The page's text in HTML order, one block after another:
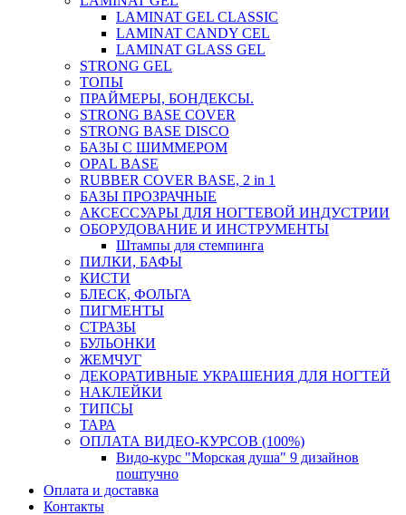
LAMINAT GEL CLASSIС
LAMINAT CANDY CEL
LAMINAT GLASS GEL
STRONG GEL
ТОПЫ
ПРАЙМЕРЫ, БОНДЕКСЫ.
STRONG BASE COVER
STRONG BASE DISCO
БАЗЫ С ШИММЕРОМ
OPAL BASE
RUBBER COVER BASE, 2 in 1
БАЗЫ ПРОЗРАЧНЫЕ
АКСЕССУАРЫ ДЛЯ НОГТЕВОЙ ИНДУСТРИИ
ОБОРУДОВАНИЕ И ИНСТРУМЕНТЫ
Штампы для стемпинга
ПИЛКИ, БАФЫ
КИСТИ
БЛЕСК, ФОЛЬГА
ПИГМЕНТЫ
СТРАЗЫ
БУЛЬОНКИ
ЖЕМЧУГ
ДЕКОРАТИВНЫЕ УКРАШЕНИЯ ДЛЯ НОГТЕЙ
НАКЛЕЙКИ
ТИПСЫ
ТАРА
ОПЛАТА ВИДЕО-КУРСОВ (100%)
Видо-курс "Морская душа" 9 дизайнов
поштучно
Оплата и доставка
Контакты